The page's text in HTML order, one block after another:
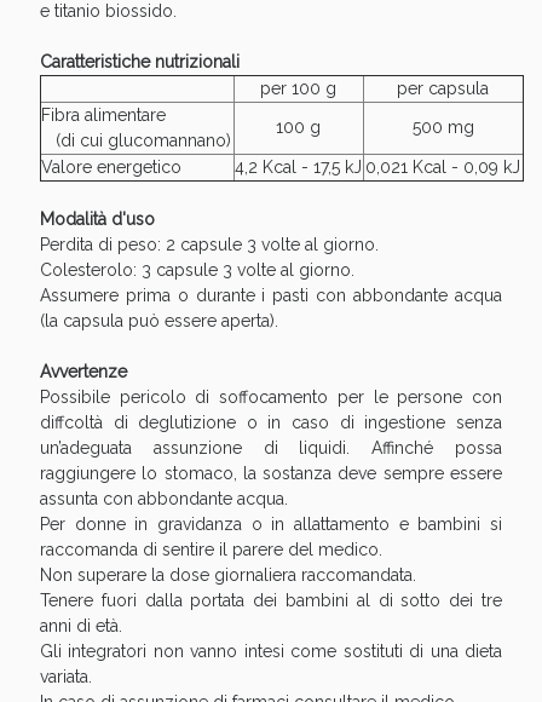
e titanio biossido.
Caratteristiche nutrizionali
per 100 g
per capsula
Fibra alimentare
(di cui glucomannano)
100 g 500 mg
Valore energetico 4,2 Kcal - 17,5 kJ 0,021 Kcal - 0,09 kJ
Modalità d'uso
Perdita di peso: 2 capsule 3 volte al giorno.
Colesterolo: 3 capsule 3 volte al giorno.
Assumere prima o durante i pasti con abbondante acqua
(la capsula può essere aperta).
Avvertenze
Possibile pericolo di soffocamento per le persone con
diffcoltà di deglutizione o in caso di ingestione senza
un’adeguata assunzione di liquidi. Affinché possa
raggiungere lo stomaco, la sostanza deve sempre essere
assunta con abbondante acqua.
Per donne in gravidanza o in allattamento e bambini si
raccomanda di sentire il parere del medico.
Non superare la dose giornaliera raccomandata.
Tenere fuori dalla portata dei bambini al di sotto dei tre
anni di età.
Gli integratori non vanno intesi come sostituti di una dieta
variata.
Benessere Intestinale: Sconto fino al 55% valido
oggi!
Scopri le offerte di Oggi